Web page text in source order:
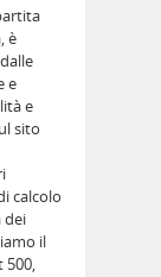
è
e
e
sito
calcolo
dei
il